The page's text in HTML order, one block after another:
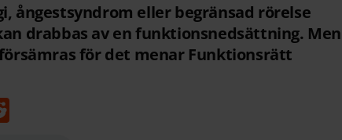
ångestsyndrom eller begränsad rörelse
drabbas av en funktionsnedsättning. Men
för det menar Funktionsrätt